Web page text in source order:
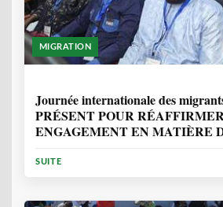
MIGRATION
Journée internationale des
PRÉSENT POUR
ENGAGEMENT EN MATIÈRE
SUITE